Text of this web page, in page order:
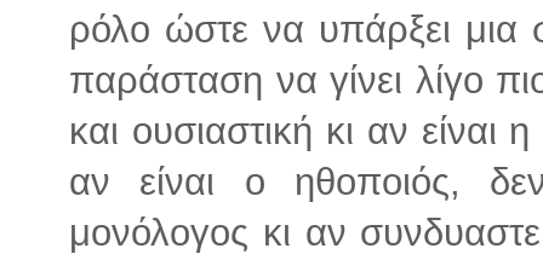
ρόλο ώστε να υπάρξει
παράσταση να γίνει λίγο
και ουσιαστική κι αν είναι
αν είναι ο ηθοποιός,
μονόλογος κι αν